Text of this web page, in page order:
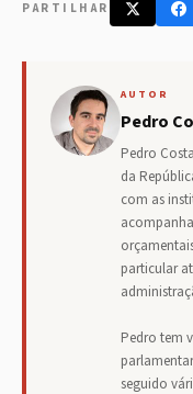
PARTILHAR
AUTOR
Pedro
Pedro
da
com as
particular
Pedro tem
seguido